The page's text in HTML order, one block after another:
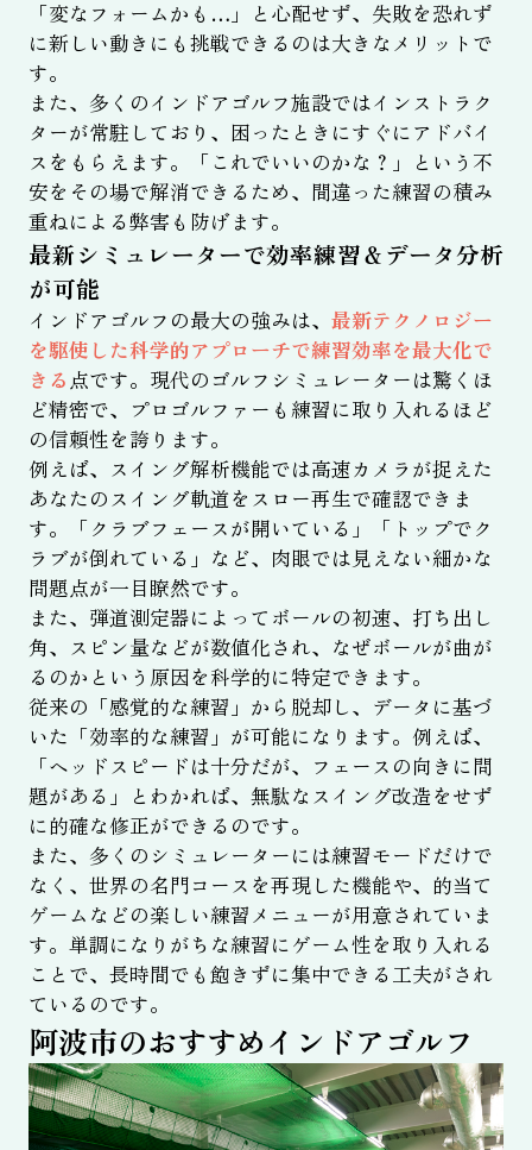
「変なフォームかも…」と心配せず、失敗を恐れず
に新しい動きにも挑戦できるのは大きなメリットで
す。
また、多くのインドアゴルフ施設ではインストラク
ターが常駐しており、困ったときにすぐにアドバイ
スをもらえます。「これでいいのかな？」という不
安をその場で解消できるため、間違った練習の積み
重ねによる弊害も防げます。
最新シミュレーターで効率練習＆データ分析
が可能
インドアゴルフの最大の強みは、 最新テクノロジー
を駆使した科学的アプローチで練習効率を最大化で
きる 点です。現代のゴルフシミュレーターは驚くほ
ど精密で、プロゴルファーも練習に取り入れるほど
の信頼性を誇ります。
例えば、スイング解析機能では高速カメラが捉えた
あなたのスイング軌道をスロー再生で確認できま
す。「クラブフェースが開いている」「トップでク
ラブが倒れている」など、肉眼では見えない細かな
問題点が一目瞭然です。
また、弾道測定器によってボールの初速、打ち出し
角、スピン量などが数値化され、なぜボールが曲が
るのかという原因を科学的に特定できます。
従来の「感覚的な練習」から脱却し、データに基づ
いた「効率的な練習」が可能になります。例えば、
「ヘッドスピードは十分だが、フェースの向きに問
題がある」とわかれば、無駄なスイング改造をせず
に的確な修正ができるのです。
また、多くのシミュレーターには練習モードだけで
なく、世界の名門コースを再現した機能や、的当て
ゲームなどの楽しい練習メニューが用意されていま
す。単調になりがちな練習にゲーム性を取り入れる
ことで、長時間でも飽きずに集中できる工夫がされ
ているのです。
阿波市のおすすめインドアゴルフ